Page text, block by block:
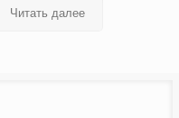
Читать далее